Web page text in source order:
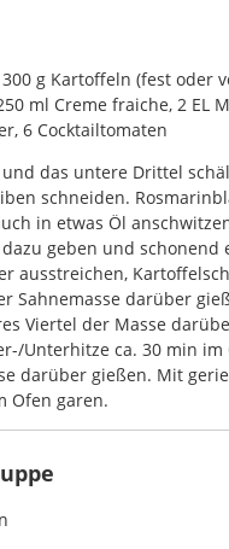
g Kartoffeln (fest oder
ml Creme fraiche, 2 EL
6 Cocktailtomaten
und das untere Drittel
schneiden.
in etwas Öl
geben und
ausstreichen,
Sahnemasse darüber
Viertel der Masse
Unterhitze ca. 30 min
darüber gießen. Mit
Ofen garen.